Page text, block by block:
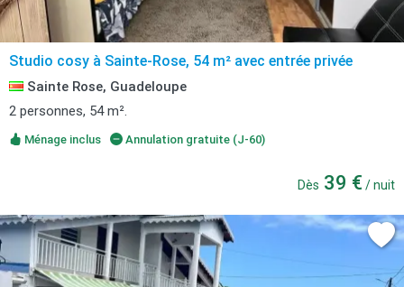
Studio cosy à Sainte-Rose, 54 m² avec entrée privée
Sainte Rose, Guadeloupe
2 personnes, 54 m².
Ménage inclus Annulation gratuite (J-60)
Dès 39 € / nuit